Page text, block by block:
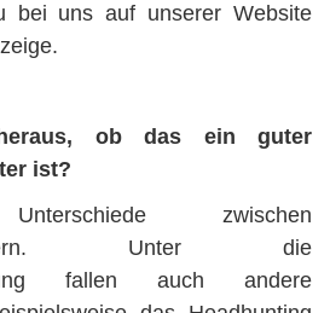
bei uns auf unserer Website
ob das ein guter
ist?
zwischen
Unter die
fallen auch andere